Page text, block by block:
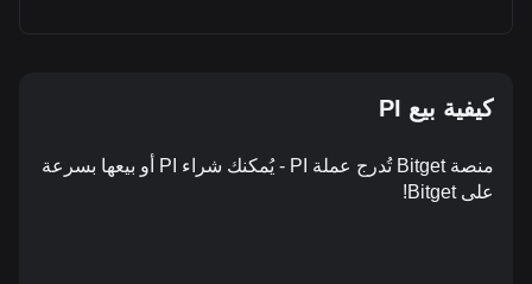
كيفية بيع PI
منصة Bitget تُدرج عملة PI - يُمكنك شراء PI أو بيعها بسرعة
على Bitget!